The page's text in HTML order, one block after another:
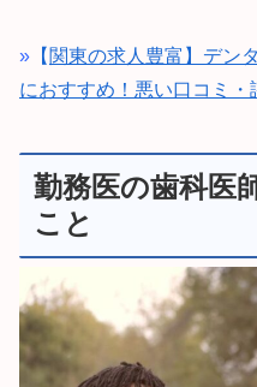
» 【 関東の求人豊富】デン
におすすめ！悪い口コミ・
勤務医の歯科医
こと